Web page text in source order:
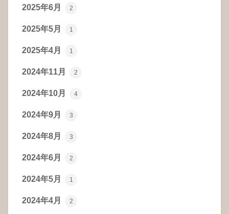
2025年6月 2
2025年5月 1
2025年4月 1
2024年11月 2
2024年10月 4
2024年9月 3
2024年8月 3
2024年6月 2
2024年5月 1
2024年4月 2